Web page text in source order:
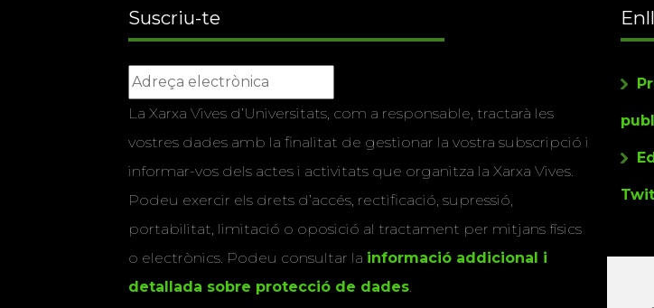
Suscriu-te
La Xarxa Vives d’Universitats, com a responsable, tractarà les
vostres dades amb la finalitat de gestionar la vostra subscripció i
informar-vos dels actes i activitats que organitza la Xarxa Vives.
Podeu exercir els drets d’accés, rectificació, supressió,
portabilitat, limitació o oposició al tractament per mitjans físics
o electrònics. Podeu consultar la informació addicional i
detallada sobre protecció de dades